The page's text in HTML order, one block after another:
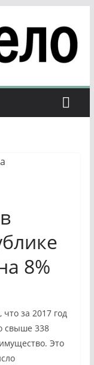
8%
за 2017 год
свыше 338
Это